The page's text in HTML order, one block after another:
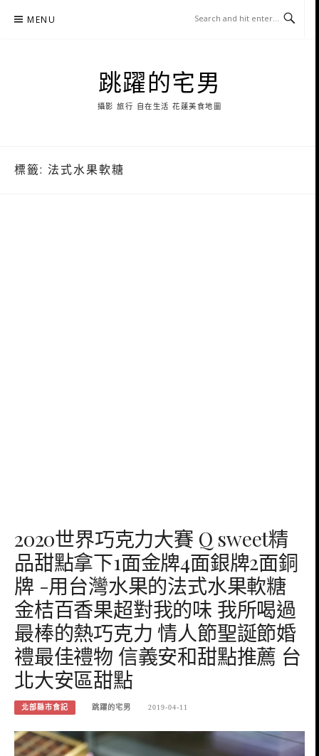
MENU
跳躍的宅男
攝影 旅行 自在生活 花蓮美食地圖
標籤: 法式水果軟糖
2020世界巧克力大賽 Q sweet精
品甜點拿下1面金牌4面銀牌2面銅
牌 -用台灣水果的法式水果軟糖
金桔百香果超對我的味 我所喝過
最棒的熱巧克力 情人節聖誕節婚
禮最佳禮物 信義安和甜點推薦 台
北大安區甜點
北部縣市食記 跳躍的宅男 2019-04-11